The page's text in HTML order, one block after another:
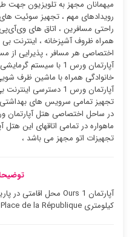
میهمانان مجهز به تلویزیون جهت
رویدادهای مهم ، تجهیز سوئیت
راحتی مسافرین ، اتاق های
همراه ظروف آشپزخانه ، اینترنت
اختصاصی هر مسافر ، پذیرایی از
آپارتمان ورس 1 با
خانوادگی همراه با ماشین ظرف
آپارتمان ورس 1
تجهیز تمامی سرویس های
تجهیزات اتو مجهز می باشد ،
کیلومتری Place de la République ارائه می دهد.